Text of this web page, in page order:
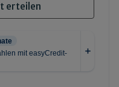
erteilen